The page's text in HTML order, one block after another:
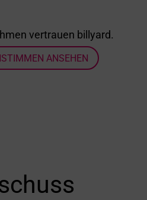
vertrauen billyard.
ANSEHEN